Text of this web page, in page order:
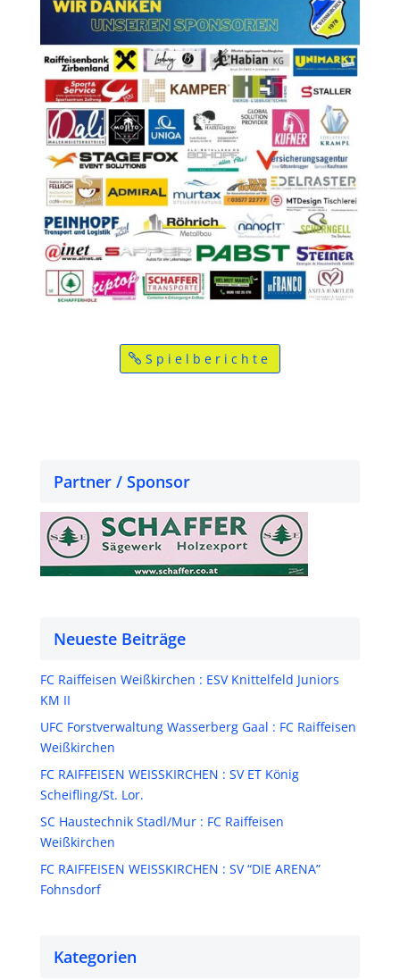
Spielberichte
Partner / Sponsor
Neueste Beiträge
FC Raiffeisen Weißkirchen : ESV Knittelfeld Juniors
KM II
UFC Forstverwaltung Wasserberg Gaal : FC Raiffeisen
Weißkirchen
FC RAIFFEISEN WEISSKIRCHEN : SV ET König
Scheifling/St. Lor.
SC Haustechnik Stadl/Mur : FC Raiffeisen
Weißkirchen
FC RAIFFEISEN WEISSKIRCHEN : SV “DIE ARENA”
Fohnsdorf
Kategorien